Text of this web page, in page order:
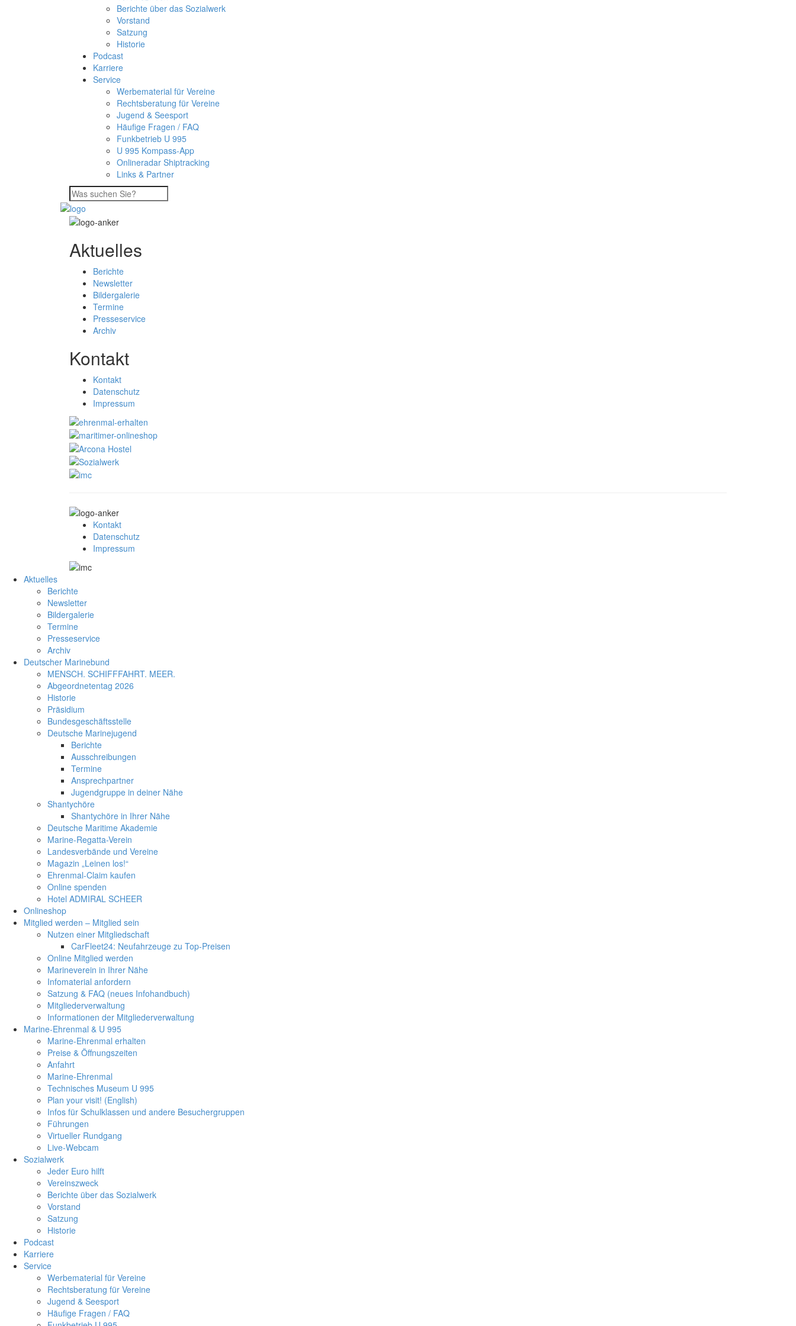
Berichte über das Sozialwerk
Vorstand
Satzung
Historie
Podcast
Karriere
Service
Werbematerial für Vereine
Rechtsberatung für Vereine
Jugend & Seesport
Häufige Fragen / FAQ
Funkbetrieb U 995
U 995 Kompass-App
Onlineradar Shiptracking
Links & Partner
Aktuelles
Berichte
Newsletter
Bildergalerie
Termine
Presseservice
Archiv
Kontakt
Kontakt
Datenschutz
Impressum
Kontakt
Datenschutz
Impressum
Aktuelles
Berichte
Newsletter
Bildergalerie
Termine
Presseservice
Archiv
Deutscher Marinebund
MENSCH. SCHIFFFAHRT. MEER.
Abgeordnetentag 2026
Historie
Präsidium
Bundesgeschäftsstelle
Deutsche Marinejugend
Berichte
Ausschreibungen
Termine
Ansprechpartner
Jugendgruppe in deiner Nähe
Shantychöre
Shantychöre in Ihrer Nähe
Deutsche Maritime Akademie
Marine-Regatta-Verein
Landesverbände und Vereine
Magazin „Leinen los!“
Ehrenmal-Claim kaufen
Online spenden
Hotel ADMIRAL SCHEER
Onlineshop
Mitglied werden – Mitglied sein
Nutzen einer Mitgliedschaft
CarFleet24: Neufahrzeuge zu Top-Preisen
Online Mitglied werden
Marineverein in Ihrer Nähe
Infomaterial anfordern
Satzung & FAQ (neues Infohandbuch)
Mitgliederverwaltung
Informationen der Mitgliederverwaltung
Marine-Ehrenmal & U 995
Marine-Ehrenmal erhalten
Preise & Öffnungszeiten
Anfahrt
Marine-Ehrenmal
Technisches Museum U 995
Plan your visit! (English)
Infos für Schulklassen und andere Besuchergruppen
Führungen
Virtueller Rundgang
Live-Webcam
Sozialwerk
Jeder Euro hilft
Vereinszweck
Berichte über das Sozialwerk
Vorstand
Satzung
Historie
Podcast
Karriere
Service
Werbematerial für Vereine
Rechtsberatung für Vereine
Jugend & Seesport
Häufige Fragen / FAQ